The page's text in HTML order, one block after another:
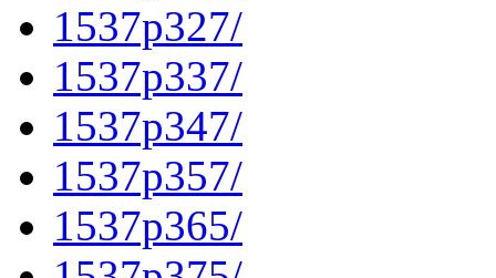
1537p327/
1537p337/
1537p347/
1537p357/
1537p365/